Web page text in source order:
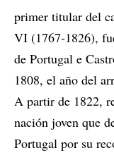
primer titular del
VI (1767-1826),
de Portugal e
1808, el año del
A partir de 1822,
nación joven que
Portugal por su